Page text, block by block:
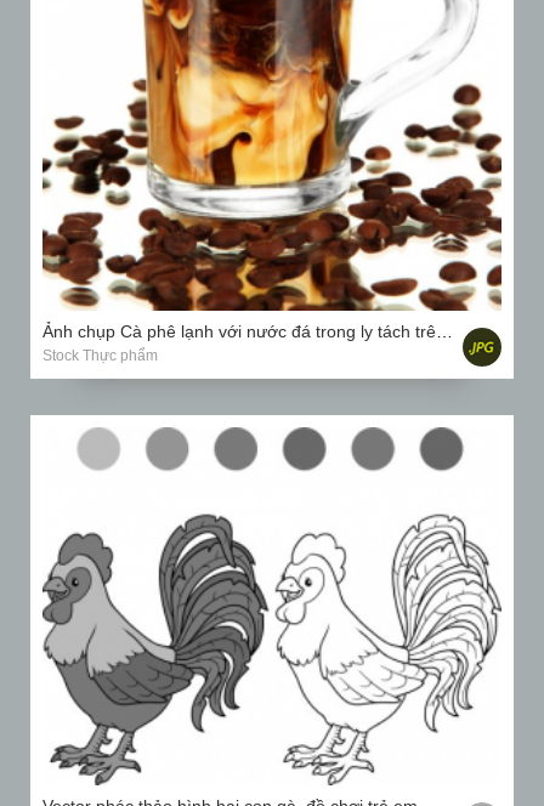
Ảnh chụp Cà phê lạnh với nước đá trong ly tách trên mặt trắng
Stock Thực phẩm